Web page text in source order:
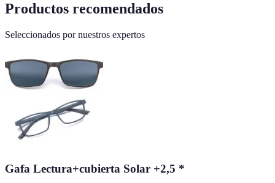
Productos recomendados
Seleccionados por nuestros expertos
Gafa Lectura+cubierta Solar +2,5 *